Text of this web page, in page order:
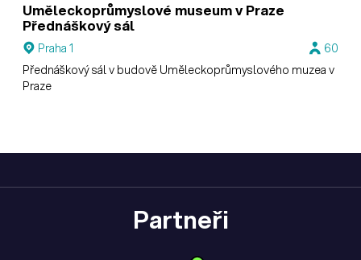
Uměleckoprůmyslové museum v Praze
Přednáškový sál
Praha 1
60
Přednáškový sál v budově Uměleckoprůmyslového muzea v
Praze
Partneři